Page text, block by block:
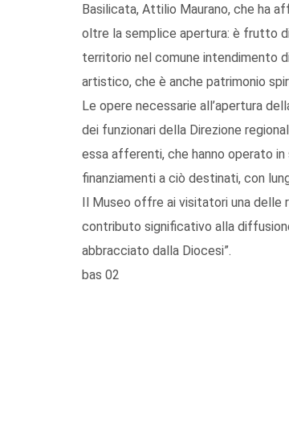
Basilicata, Attilio Maurano, che ha
oltre la semplice apertura: è frutto
territorio nel comune intendimento
artistico, che è anche patrimonio
Le opere necessarie all’apertura
dei funzionari della Direzione
essa afferenti, che hanno operato
finanziamenti a ciò destinati, con
Il Museo offre ai visitatori una delle
contributo significativo alla
abbracciato dalla Diocesi”.
bas 02